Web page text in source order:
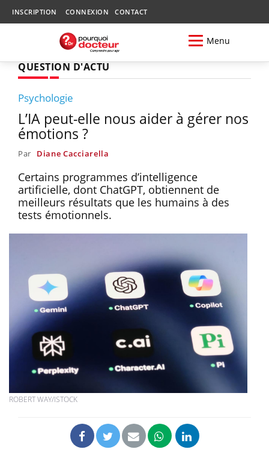
INSCRIPTION CONNEXION CONTACT
Menu
QUESTION D'ACTU
Psychologie
L’IA peut-elle nous aider à gérer nos
émotions ?
Par Diane Cacciarella
Certains programmes d’intelligence
artificielle, dont ChatGPT, obtiennent de
meilleurs résultats que les humains à des
tests émotionnels.
ROBERT WAY/ISTOCK